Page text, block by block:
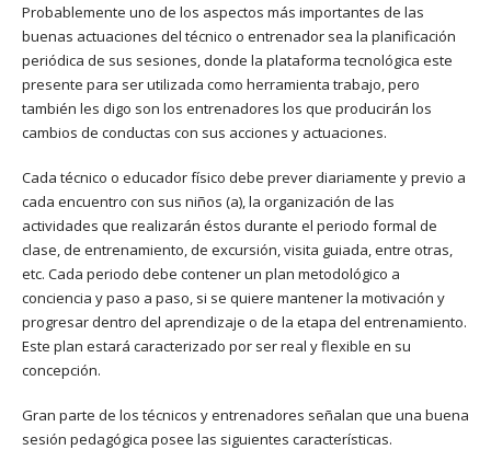
Probablemente uno de los aspectos más importantes de las
buenas actuaciones del técnico o entrenador sea la planificación
periódica de sus sesiones, donde la plataforma tecnológica este
presente para ser utilizada como herramienta trabajo, pero
también les digo son los entrenadores los que producirán los
cambios de conductas con sus acciones y actuaciones.
Cada técnico o educador físico debe prever diariamente y previo a
cada encuentro con sus niños (a), la organización de las
actividades que realizarán éstos durante el periodo formal de
clase, de entrenamiento, de excursión, visita guiada, entre otras,
etc. Cada periodo debe contener un plan metodológico a
conciencia y paso a paso, si se quiere mantener la motivación y
progresar dentro del aprendizaje o de la etapa del entrenamiento.
Este plan estará caracterizado por ser real y flexible en su
concepción.
Gran parte de los técnicos y entrenadores señalan que una buena
sesión pedagógica posee las siguientes características.